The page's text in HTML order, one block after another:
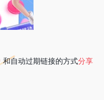
和自动过期链接的方式分享